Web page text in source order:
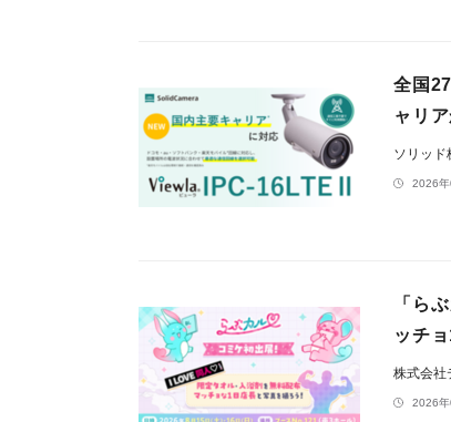
全国
ャリ
ソリッド
2026
「ら
ッチ
株式会社
2026